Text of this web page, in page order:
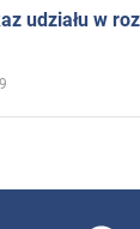
udziału w
9